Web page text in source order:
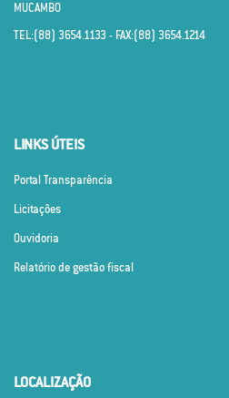
MUCAMBO
TEL:(88) 3654.1133 - FAX:(88) 3654.1214
LINKS ÚTEIS
Portal Transparência
Licitações
Ouvidoria
Relatório de gestão fiscal
LOCALIZAÇÃO